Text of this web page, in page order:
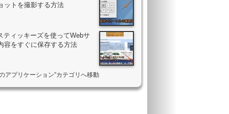
ットを撮影する方法
ティッキーズを使ってWebサ
容をすぐに保存する方法
アプリケーション”カテゴリへ移動